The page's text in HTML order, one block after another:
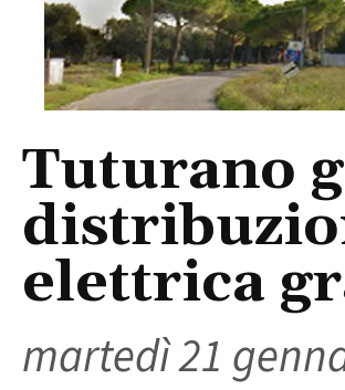
Tuturano
elettrica
martedì 21